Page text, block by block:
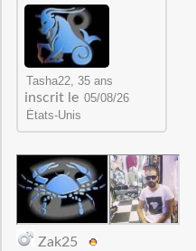
inscrit le
Zak25